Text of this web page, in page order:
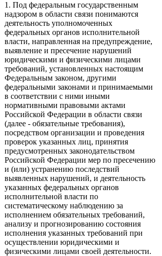
1. Под федеральным государственным
надзором в области связи понимаются
деятельность уполномоченных
федеральных органов исполнительной
власти, направленная на предупреждение,
выявление и пресечение нарушений
юридическими и физическими лицами
требований, установленных настоящим
Федеральным законом, другими
федеральными законами и принимаемыми
в соответствии с ними иными
нормативными правовыми актами
Российской Федерации в области связи
(далее - обязательные требования),
посредством организации и проведения
проверок указанных лиц, принятия
предусмотренных законодательством
Российской Федерации мер по пресечению
и (или) устранению последствий
выявленных нарушений, и деятельность
указанных федеральных органов
исполнительной власти по
систематическому наблюдению за
исполнением обязательных требований,
анализу и прогнозированию состояния
исполнения указанных требований при
осуществлении юридическими и
физическими лицами своей деятельности.